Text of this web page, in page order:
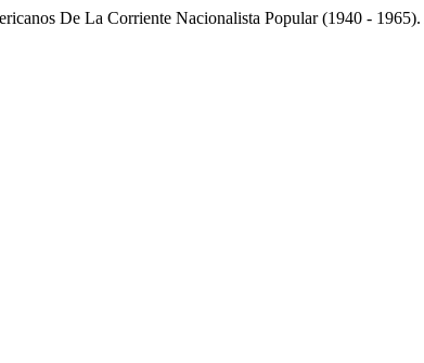
De La Corriente Nacionalista Popular (1940 - 1965).